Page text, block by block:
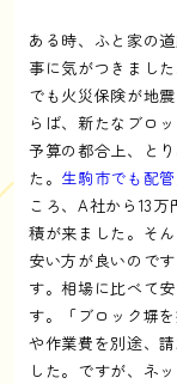
ある時、ふと家の
事に気がつきまし
でも火災保険が地
らば、新たなブロ
予算の都合上、と
た。 生駒市でも配
ころ、A社から13
積が来ました。そ
安い方が良いので
す。相場に比べて
す。「ブロック塀
や作業費を別途、
した。ですが、ネ